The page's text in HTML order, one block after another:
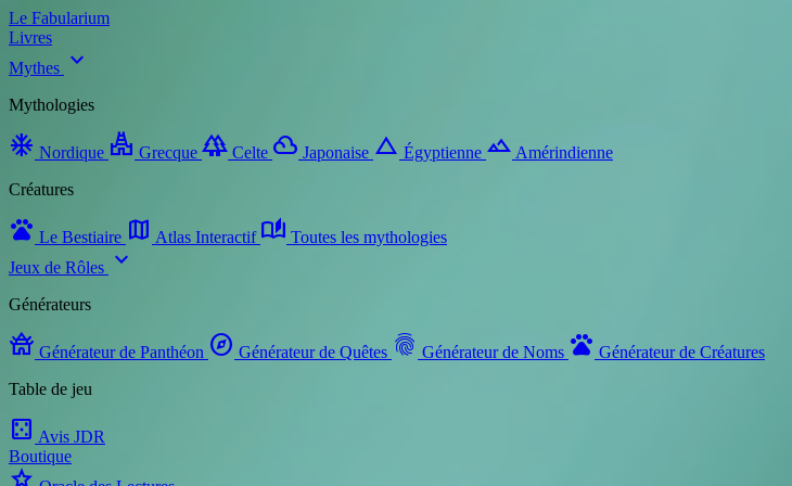
Le Fabularium
Livres
Mythes expand_more
Mythologies
ac_unit Nordique temple_hindu Grecque forest Celte filter_drama Japonaise change_history Égyptienne landscape Amérindienne
Créatures
pets Le Bestiaire map Atlas Interactif auto_stories Toutes les mythologies
Jeux de Rôles expand_more
Générateurs
temple_buddhist Générateur de Panthéon explore Générateur de Quêtes fingerprint Générateur de Noms pets Générateur de Créatures
Table de jeu
casino Avis JDR
Boutique
star